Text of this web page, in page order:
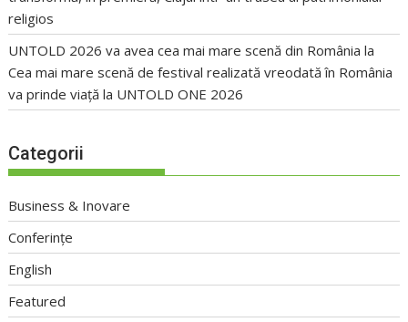
religios
UNTOLD 2026 va avea cea mai mare scenă din România la
Cea mai mare scenă de festival realizată vreodată în România
va prinde viață la UNTOLD ONE 2026
Categorii
Business & Inovare
Conferințe
English
Featured